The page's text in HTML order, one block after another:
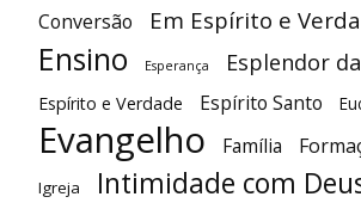
Conversão Em Espírito e
Ensino Esperança Esplendor
Espírito e Verdade Espírito Santo
Evangelho Família
Igreja Intimidade com